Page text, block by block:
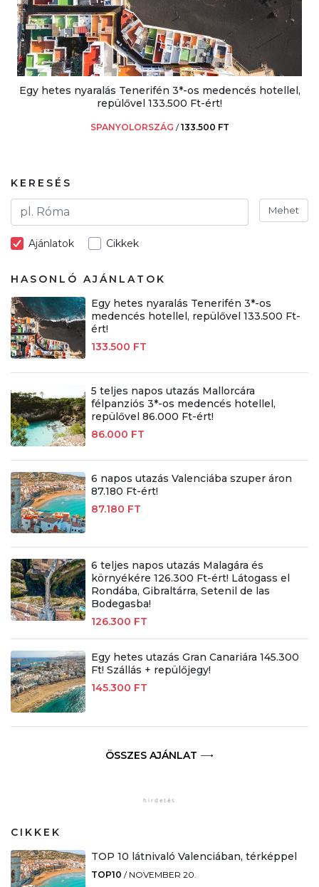
Egy hetes nyaralás Tenerifén 3*-os medencés hotellel,
repülővel 133.500 Ft-ért!
SPANYOLORSZÁG /133.500 FT
KERESÉS
Mehet
Ajánlatok Cikkek
HASONLÓ AJÁNLATOK
Egy hetes nyaralás Tenerifén 3*-os
medencés hotellel, repülővel 133.500 Ft-
ért!
133.500 FT
5 teljes napos utazás Mallorcára
félpanziós 3*-os medencés hotellel,
repülővel 86.000 Ft-ért!
86.000 FT
6 napos utazás Valenciába szuper áron
87.180 Ft-ért!
87.180 FT
6 teljes napos utazás Malagára és
környékére 126.300 Ft-ért! Látogass el
Rondába, Gibraltárra, Setenil de las
Bodegasba!
126.300 FT
Egy hetes utazás Gran Canariára 145.300
Ft! Szállás + repülőjegy!
145.300 FT
ÖSSZES AJÁNLAT
CIKKEK
TOP 10 látnivaló Valenciában, térképpel
TOP10 / NOVEMBER 20.